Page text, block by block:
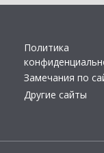
Политика
Замечания по
Другие сайты